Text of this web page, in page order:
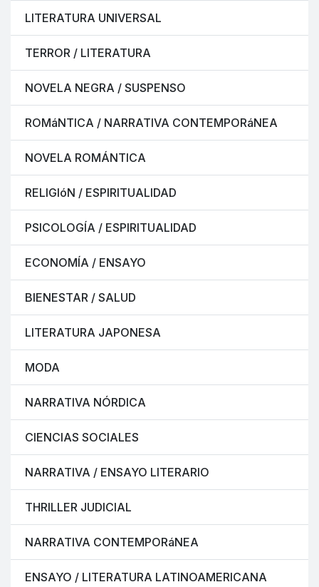
LITERATURA UNIVERSAL
TERROR / LITERATURA
NOVELA NEGRA / SUSPENSO
ROMáNTICA / NARRATIVA CONTEMPORáNEA
NOVELA ROMÁNTICA
RELIGIóN / ESPIRITUALIDAD
PSICOLOGÍA / ESPIRITUALIDAD
ECONOMÍA / ENSAYO
BIENESTAR / SALUD
LITERATURA JAPONESA
MODA
NARRATIVA NÓRDICA
CIENCIAS SOCIALES
NARRATIVA / ENSAYO LITERARIO
THRILLER JUDICIAL
NARRATIVA CONTEMPORáNEA
ENSAYO / LITERATURA LATINOAMERICANA